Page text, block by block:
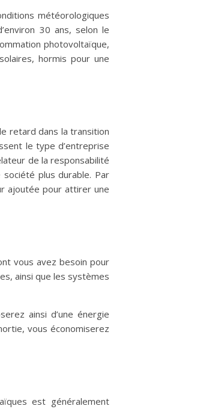
météorologiques
30 ans, selon le
photovoltaïque,
hormis pour une
retard dans la transition
le type d’entreprise
de la responsabilité
plus durable. Par
ajoutée pour attirer une
vous avez besoin pour
ainsi que les systèmes
ainsi d’une énergie
vous économiserez
est généralement